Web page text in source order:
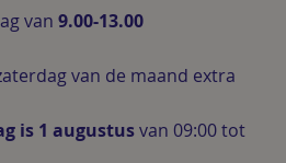
van 9.00-13.00
van de maand extra
is 1 augustusvan 09:00 tot